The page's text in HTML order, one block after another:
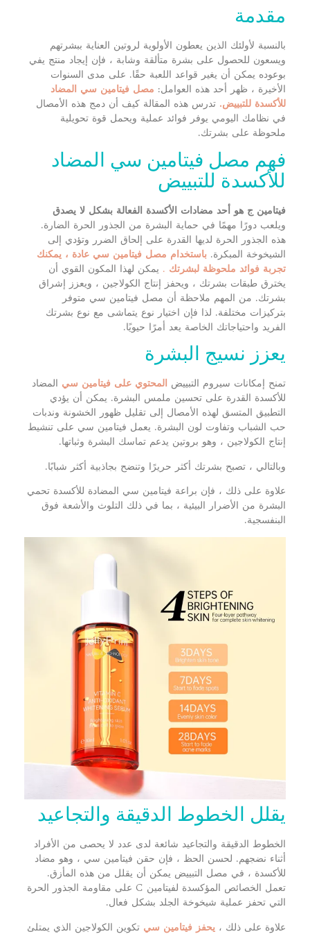
مقدمة
بالنسبة لأولئك الذين يعطون الأولوية لروتين العناية ببشرتهم
ويسعون للحصول على بشرة متألقة وشابة ، فإن إيجاد منتج يفي
بوعوده يمكن أن يغير قواعد اللعبة حقًا. على مدى السنوات
الأخيرة ، ظهر أحد هذه العوامل: مصل فيتامين سي المضاد
للأكسدة للتبييض. تدرس هذه المقالة كيف أن دمج هذه الأمصال
في نظامك اليومي يوفر فوائد عملية ويحمل قوة تحويلية
ملحوظة على بشرتك.
فهم مصل فيتامين سي المضاد
للأكسدة للتبييض
فيتامين ج هو أحد مضادات الأكسدة الفعالة بشكل لا يصدق
ويلعب دورًا مهمًا في حماية البشرة من الجذور الحرة الضارة.
هذه الجذور الحرة لديها القدرة على إلحاق الضرر وتؤدي إلى
الشيخوخة المبكرة. باستخدام مصل فيتامين سي عادة ، يمكنك
تجربة فوائد ملحوظة لبشرتك . يمكن لهذا المكون القوي أن
يخترق طبقات بشرتك ، ويحفز إنتاج الكولاجين ، ويعزز إشراق
بشرتك. من المهم ملاحظة أن مصل فيتامين سي متوفر
بتركيزات مختلفة. لذا فإن اختيار نوع يتماشى مع نوع بشرتك
الفريد واحتياجاتك الخاصة يعد أمرًا حيويًا.
يعزز نسيج البشرة
تمنح إمكانات سيروم التبييض المحتوي على فيتامين سي المضاد
للأكسدة القدرة على تحسين ملمس البشرة. يمكن أن يؤدي
التطبيق المتسق لهذه الأمصال إلى تقليل ظهور الخشونة وندبات
حب الشباب وتفاوت لون البشرة. يعمل فيتامين سي على تنشيط
إنتاج الكولاجين ، وهو بروتين يدعم تماسك البشرة وثباتها.
وبالتالي ، تصبح بشرتك أكثر حريرًا وتنضح بجاذبية أكثر شبابًا.
علاوة على ذلك ، فإن براعة فيتامين سي المضادة للأكسدة تحمي
البشرة من الأضرار البيئية ، بما في ذلك التلوث والأشعة فوق
البنفسجية.
يقلل الخطوط الدقيقة والتجاعيد
الخطوط الدقيقة والتجاعيد شائعة لدى عدد لا يحصى من الأفراد
أثناء نضجهم. لحسن الحظ ، فإن حقن فيتامين سي ، وهو مضاد
للأكسدة ، في مصل التبييض يمكن أن يقلل من هذه المأزق.
تعمل الخصائص المؤكسدة لفيتامين C على مقاومة الجذور الحرة
التي تحفز عملية شيخوخة الجلد بشكل فعال.
علاوة على ذلك ، يحفز فيتامين سي تكوين الكولاجين الذي يمتلئ